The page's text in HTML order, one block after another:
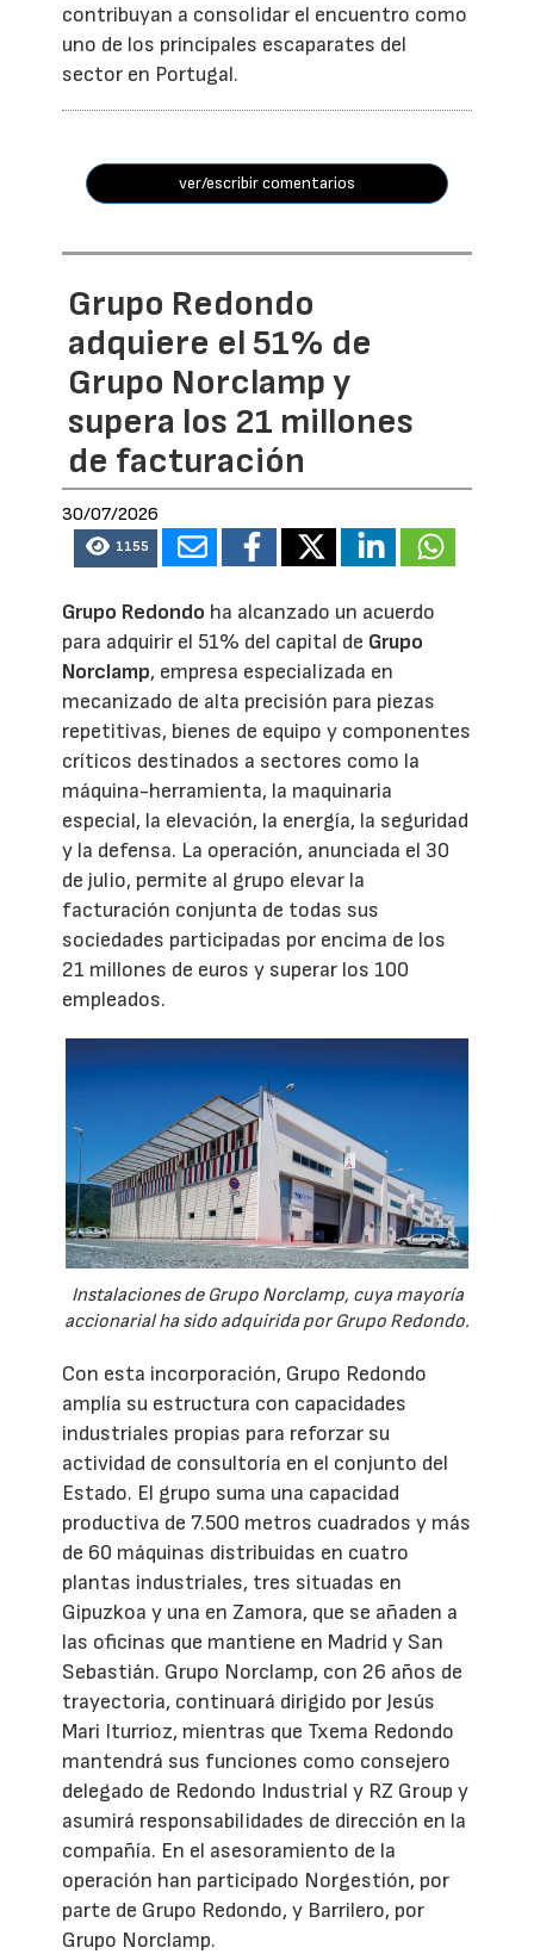
contribuyan a consolidar el encuentro como
uno de los principales escaparates del
sector en Portugal.
ver/escribir comentarios
Grupo Redondo
adquiere el 51% de
Grupo Norclamp y
supera los 21 millones
de facturación
30/07/2026
1155
Grupo Redondo ha alcanzado un acuerdo
para adquirir el 51% del capital de Grupo
Norclamp, empresa especializada en
mecanizado de alta precisión para piezas
repetitivas, bienes de equipo y componentes
críticos destinados a sectores como la
máquina-herramienta, la maquinaria
especial, la elevación, la energía, la seguridad
y la defensa. La operación, anunciada el 30
de julio, permite al grupo elevar la
facturación conjunta de todas sus
sociedades participadas por encima de los
21 millones de euros y superar los 100
empleados.
Instalaciones de Grupo Norclamp, cuya mayoría
accionarial ha sido adquirida por Grupo Redondo.
Con esta incorporación, Grupo Redondo
amplía su estructura con capacidades
industriales propias para reforzar su
actividad de consultoría en el conjunto del
Estado. El grupo suma una capacidad
productiva de 7.500 metros cuadrados y más
de 60 máquinas distribuidas en cuatro
plantas industriales, tres situadas en
Gipuzkoa y una en Zamora, que se añaden a
las oficinas que mantiene en Madrid y San
Sebastián. Grupo Norclamp, con 26 años de
trayectoria, continuará dirigido por Jesús
Mari Iturrioz, mientras que Txema Redondo
mantendrá sus funciones como consejero
delegado de Redondo Industrial y RZ Group y
asumirá responsabilidades de dirección en la
compañía. En el asesoramiento de la
operación han participado Norgestión, por
parte de Grupo Redondo, y Barrilero, por
Grupo Norclamp.